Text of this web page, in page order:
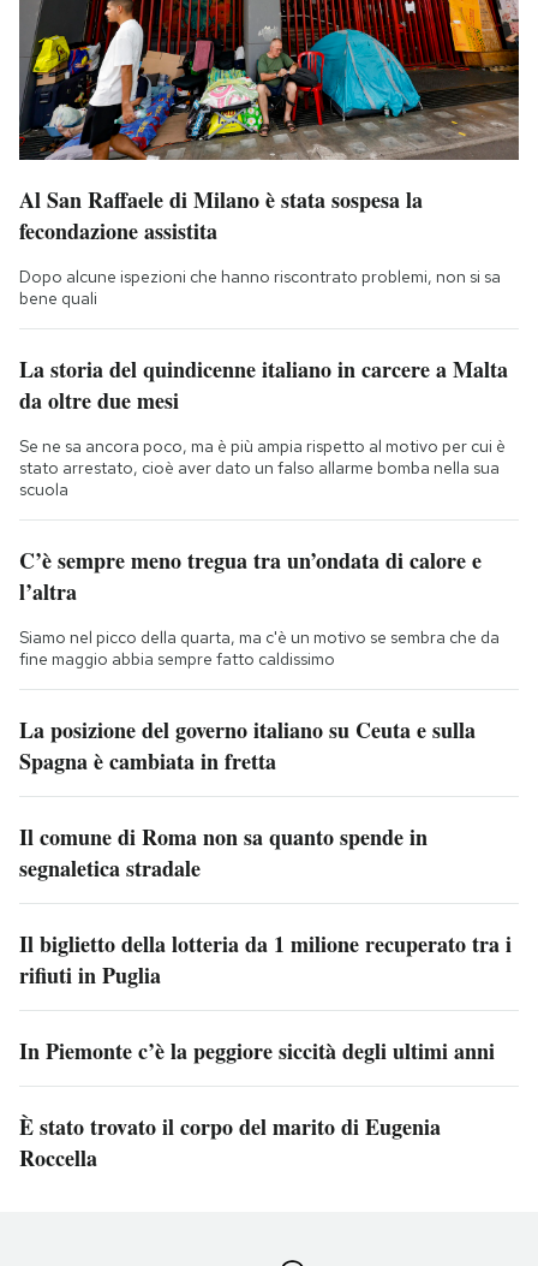
Al San Raffaele di Milano è stata sospesa la
fecondazione assistita
Dopo alcune ispezioni che hanno riscontrato problemi, non si sa
bene quali
La storia del quindicenne italiano in carcere a Malta
da oltre due mesi
Se ne sa ancora poco, ma è più ampia rispetto al motivo per cui è
stato arrestato, cioè aver dato un falso allarme bomba nella sua
scuola
C’è sempre meno tregua tra un’ondata di calore e
l’altra
Siamo nel picco della quarta, ma c'è un motivo se sembra che da
fine maggio abbia sempre fatto caldissimo
La posizione del governo italiano su Ceuta e sulla
Spagna è cambiata in fretta
Il comune di Roma non sa quanto spende in
segnaletica stradale
Il biglietto della lotteria da 1 milione recuperato tra i
rifiuti in Puglia
In Piemonte c’è la peggiore siccità degli ultimi anni
È stato trovato il corpo del marito di Eugenia
Roccella